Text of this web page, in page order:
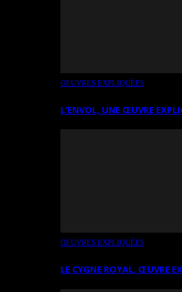
OEUVRES EXPLIQUÉES
L’ENVOL, UNE ŒUVRE
OEUVRES EXPLIQUÉES
LE CYGNE ROYAL. ŒUVRE